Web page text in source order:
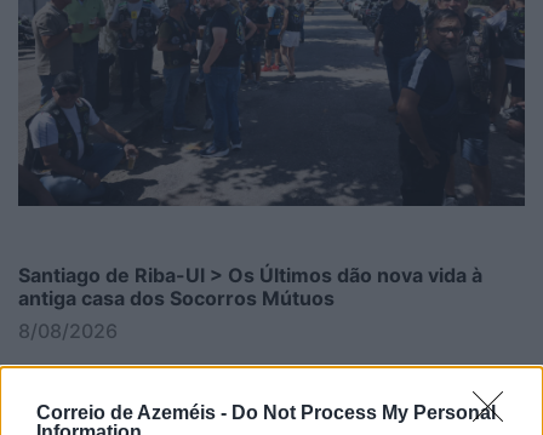
Correio de Azeméis - Do Not Process My Personal
Santiago de Riba-Ul > Os Últimos dão nova vida à
antiga casa dos Socorros Mútuos
8/08/2026